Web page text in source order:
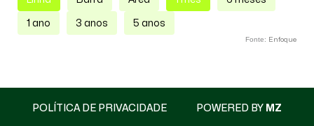
Fonte: Enfoque
POLÍTICA DE PRIVACIDADE POWERED BY MZ